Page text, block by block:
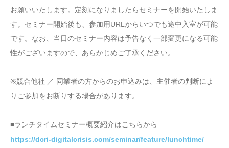
お願いいたします。定刻になりましたらセミナーを開始いたしま
す。セミナー開始後も、参加用URLからいつでも途中入室が可能
です。なお、当日のセミナー内容は予告なく一部変更になる可能
性がございますので、あらかじめご了承ください。
※競合他社 ／ 同業者の方からのお申込みは、主催者の判断によ
りご参加をお断りする場合があります。
■ランチタイムセミナー概要紹介はこちらから
https://dcri-digitalcrisis.com/seminar/feature/lunchtime/